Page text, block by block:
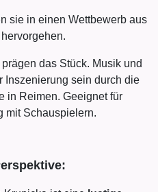
sie in einen Wettbewerb aus
das Stück. Musik und
Inszenierung sein durch die
in Reimen. Geeignet für
mit Schauspielern.